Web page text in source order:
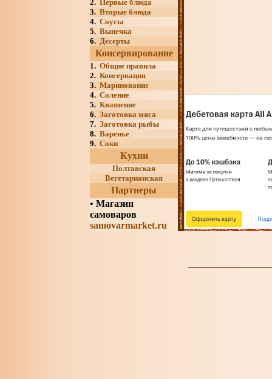
2. Первые блюда
3. Вторые блюда
4. Соусы
5. Выпечка
6. Десерты
Консервирование
1. Общие правила
2. Консервация
3. Маринование
4. Соление
5. Квашение
6. Заготовка мяса
7. Заготовка рыбы
8. Варенье
9. Соки
Кухни
Полтавская
Вегетарианская
Партнеры
• Магазин
самоваров
samovarmarket.ru